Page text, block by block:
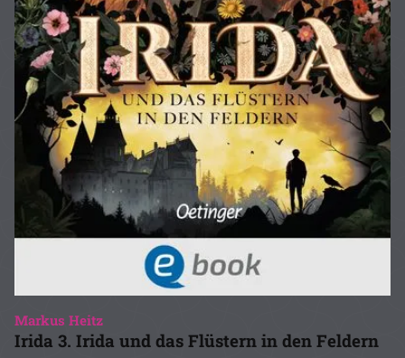
Markus Heitz
Irida 3. Irida und das Flüstern in den Feldern